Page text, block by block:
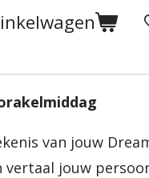
van jouw
vertaal jouw